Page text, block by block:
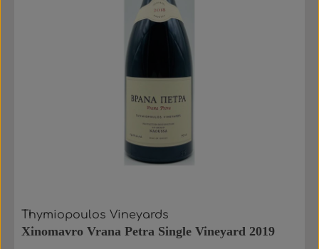
Thymiopoulos Vineyards
Xinomavro Vrana Petra Single Vineyard 2019